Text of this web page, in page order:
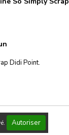
Didi Point.
Autoriser